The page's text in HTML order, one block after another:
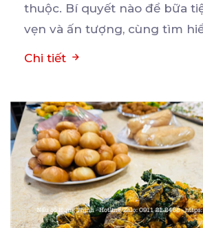
thuộc. Bí quyết nào để bữa
vẹn và ấn tượng, cùng tìm
Chi tiết